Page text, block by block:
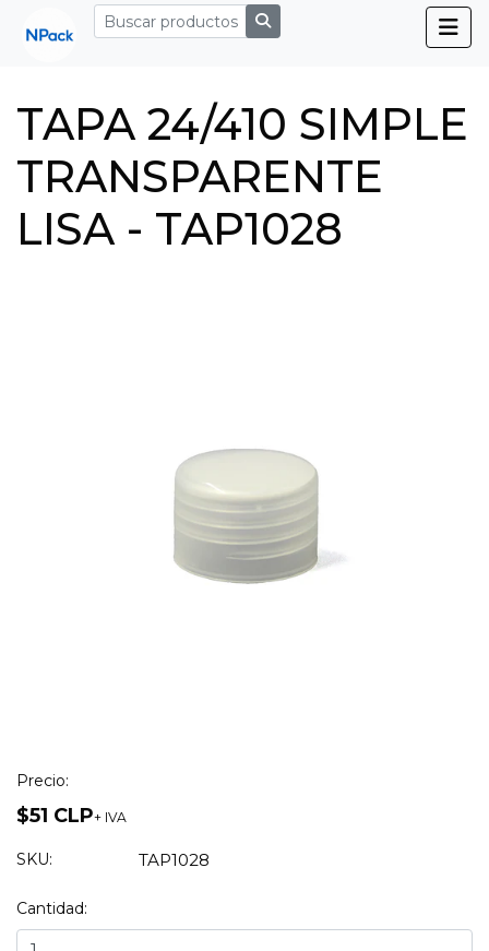
TAPA 24/410 SIMPLE
TRANSPARENTE
LISA - TAP1028
Precio:
$51 CLP+ IVA
SKU: TAP1028
Cantidad: